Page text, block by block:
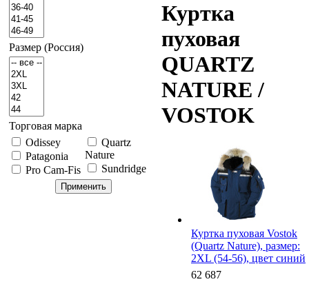
Размер (Россия)
Торговая марка
Odissey
Patagonia
Pro Cam-Fis
Quartz
Nature
Sundridge
Куртка
пуховая
QUARTZ
NATURE /
VOSTOK
Куртка пуховая Vostok
(Quartz Nature), размер:
2XL (54-56), цвет синий
62 687